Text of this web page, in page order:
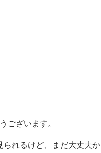
ございます。
れるけど、まだ大丈夫か